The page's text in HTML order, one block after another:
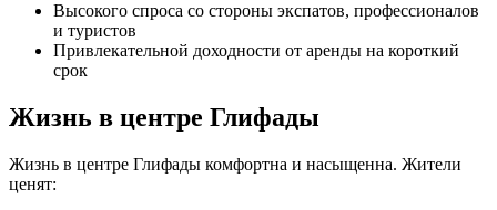
Высокого спроса со стороны экспатов, профессионалов
и туристов
Привлекательной доходности от аренды на короткий
срок
Жизнь в центре Глифады
Жизнь в центре Глифады комфортна и насыщенна. Жители
ценят: